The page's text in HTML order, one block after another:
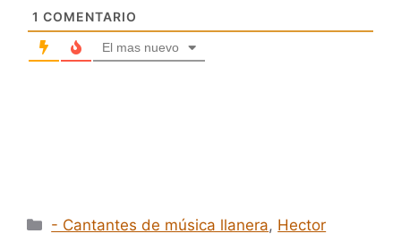
1 COMENTARIO
El mas nuevo
Categorías
- Cantantes de música llanera, Hector